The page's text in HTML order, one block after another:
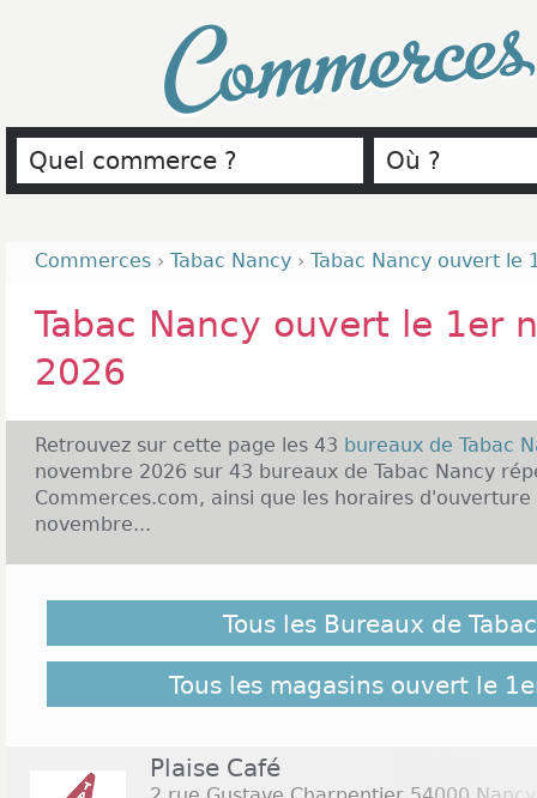
Commerces › Tabac Nancy › Tabac Nancy ouvert le
Tabac Nancy ouvert le 1er
2026
Retrouvez sur cette page les 43 bureaux de Tabac
novembre 2026 sur 43 bureaux de Tabac Nancy
Commerces.com, ainsi que les horaires d'ouverture
novembre...
1er novembre 2026 ne soient pas répertoriés ici,
retrouver l'ensemble des Tabac Nancy répertoriés
bureaux de Tabac Nancy
Tous les Bureaux de
Tous les magasins ouvert le
Plaise Café